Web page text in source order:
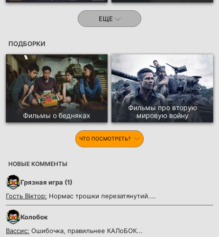
ЕЩЕ
ПОДБОРКИ
Фильмы о бедняках
Фильмы про вторую
мировую войну
ЧТО ПОСМОТРЕТЬ?
НОВЫЕ КОММЕНТЫ
Грязная игра (1)
Гость Віктор: Нормас трошки перезатянутий....
Колобок
Вассис: Ошибочка, правильнее КАЛоБОК...